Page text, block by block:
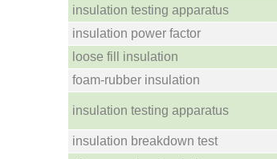
insulation testing apparatus
insulation power factor
loose fill insulation
foam-rubber insulation
insulation testing apparatus
insulation breakdown test